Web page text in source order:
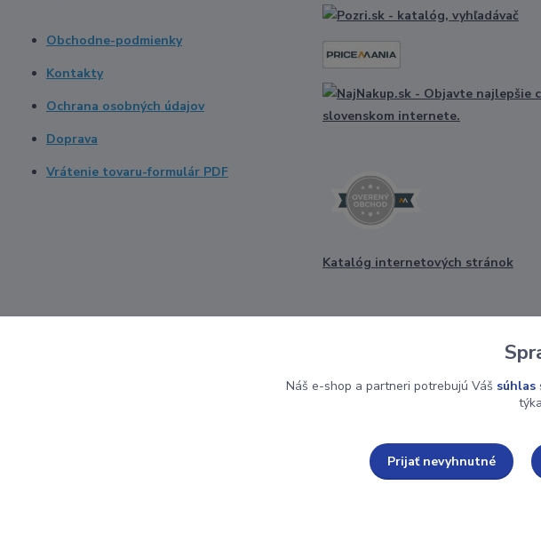
Obchodne-podmienky
Kontakty
Ochrana osobných údajov
Doprava
Vrátenie tovaru-formulár PDF
Katalóg internetových stránok
Náš e-shop a partneri potrebujú Váš súhlas
Prijať nevyhnutné